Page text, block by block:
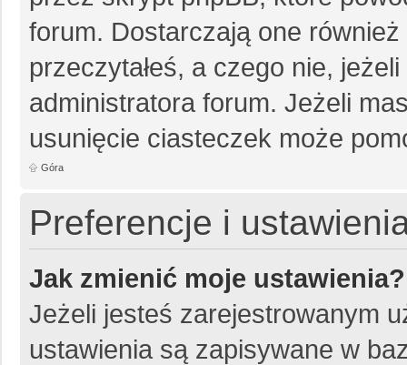
forum. Dostarczają one
przeczytałeś, a czego nie,
administratora forum. Jeżeli
usunięcie ciasteczek może
Góra
Preferencje i
Jak zmienić moje ustawienia?
Jeżeli jesteś zarejestrowanym
ustawienia są zapisywane w